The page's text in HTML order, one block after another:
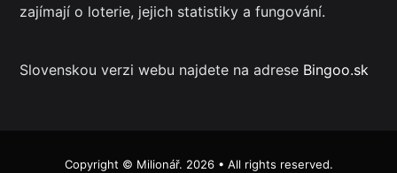
zajímají o loterie, jejich statistiky a fungování.
Slovenskou verzi webu najdete na adrese Bingoo.sk
Copyright © Milionář. 2026 • All rights reserved.